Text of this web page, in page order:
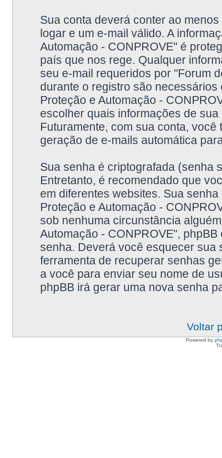
Sua conta deverá conter ao
logar e um e-mail válido. A
Automação - CONPROVE" é
país que nos rege. Qualquer
seu e-mail requeridos por "Forum
durante o registro são
Proteção e Automação -
escolher quais informações de
Futuramente, com sua conta,
geração de e-mails automática
Sua senha é criptografada (senha
Entretanto, é recomendado que
em diferentes websites. Sua
Proteção e Automação -
sob nenhuma circunstância
Automação - CONPROVE",
senha. Deverá você esquecer sua
ferramenta de recuperar senhas
a você para enviar seu nome de
phpBB irá gerar uma nova senha
Voltar
Powered by